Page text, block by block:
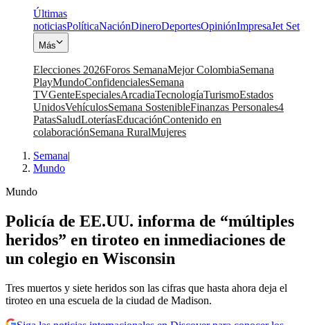
Últimas
noticiasPolíticaNaciónDineroDeportesOpiniónImpresaJet Set
Más
Elecciones 2026Foros SemanaMejor ColombiaSemana
PlayMundoConfidencialesSemana
TVGenteEspecialesArcadiaTecnologíaTurismoEstados
UnidosVehículosSemana SostenibleFinanzas Personales4
PatasSaludLoteríasEducaciónContenido en
colaboraciónSemana RuralMujeres
Semana|
Mundo
Mundo
Policía de EE.UU. informa de “múltiples
heridos” en tiroteo en inmediaciones de
un colegio en Wisconsin
Tres muertos y siete heridos son las cifras que hasta ahora deja el
tiroteo en una escuela de la ciudad de Madison.